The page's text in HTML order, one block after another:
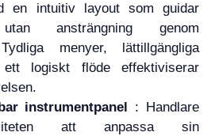
en intuitiv layout som guidar
ansträngning genom
menyer, lättillgängliga
logiskt flöde effektiviserar
instrumentpanel : Handlare
att anpassa sin